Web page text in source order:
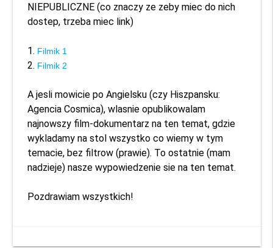
NIEPUBLICZNE (co znaczy ze zeby miec do nich
dostep, trzeba miec link)
1. Filmik 1
2. Filmik 2
A jesli mowicie po Angielsku (czy Hiszpansku:
Agencia Cosmica), wlasnie opublikowalam
najnowszy film-dokumentarz na ten temat, gdzie
wykladamy na stol wszystko co wiemy w tym
temacie, bez filtrow (prawie). To ostatnie (mam
nadzieje) nasze wypowiedzenie sie na ten temat.
Pozdrawiam wszystkich!